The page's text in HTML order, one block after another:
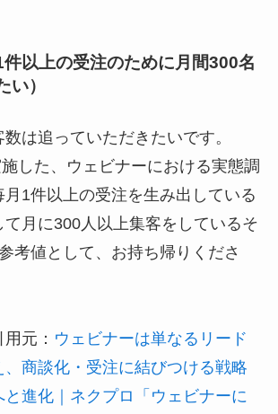
以上の受注のために月間300名
い）
は追っていただきたいです。
した、ウェビナーにおける実態調
1件以上の受注を生み出している
月に300人以上集客をしているそ
考値として、お持ち帰りくださ
元： ウェビナーは単なるリード
商談化・受注に結びつける戦略
進化｜ネクプロ「ウェビナーに